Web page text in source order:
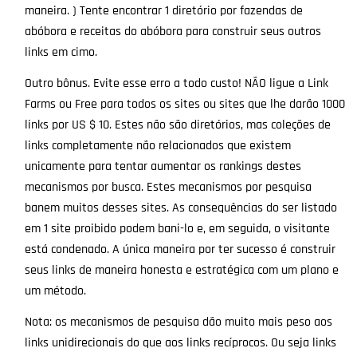
maneira. ) Tente encontrar 1 diretório por fazendas de
abóbora e receitas do abóbora para construir seus outros
links em cimo.
Outro bônus. Evite esse erro a todo custo! NÃO ligue a Link
Farms ou Free para todos os sites ou sites que lhe darão 1000
links por US $ 10. Estes não são diretórios, mas coleções de
links completamente não relacionados que existem
unicamente para tentar aumentar os rankings destes
mecanismos por busca. Estes mecanismos por pesquisa
banem muitos desses sites. As consequências do ser listado
em 1 site proibido podem bani-lo e, em seguida, o visitante
está condenado. A única maneira por ter sucesso é construir
seus links de maneira honesta e estratégica com um plano e
um método.
Nota: os mecanismos de pesquisa dão muito mais peso aos
links unidirecionais do que aos links recíprocos. Ou seja links